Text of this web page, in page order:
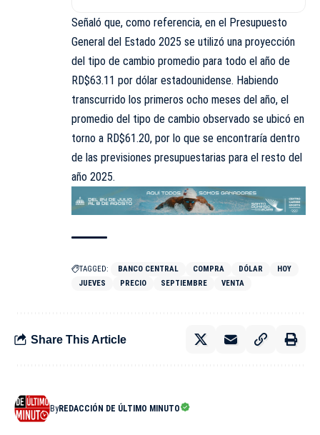
Señaló que, como referencia, en el Presupuesto
General del Estado 2025 se utilizó una proyección
del tipo de cambio promedio para todo el año de
RD$63.11 por dólar estadounidense. Habiendo
transcurrido los primeros ocho meses del año, el
promedio del tipo de cambio observado se ubicó en
torno a RD$61.20, por lo que se encontraría dentro
de las previsiones presupuestarias para el resto del
año 2025.
TAGGED: BANCO CENTRAL COMPRA DÓLAR
HOY
JUEVES
PRECIO SEPTIEMBRE VENTA
Share This Article
ByREDACCIÓN DE ÚLTIMO MINUTO